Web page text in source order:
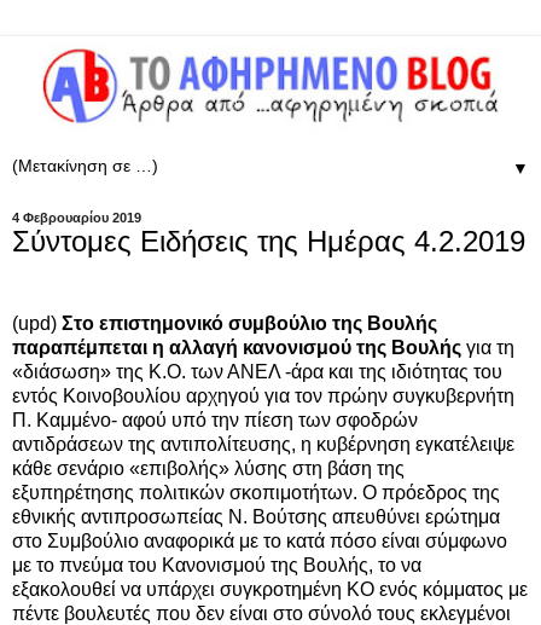
▼
4 Φεβρουαρίου 2019
Σύντομες Ειδήσεις της Ημέρας 4.2.2019
(upd) Στο επιστημονικό συμβούλιο της Βουλής
παραπέμπεται η αλλαγή κανονισμού της Βουλής για τη
«διάσωση» της Κ.Ο. των ΑΝΕΛ -άρα και της ιδιότητας του
εντός Κοινοβουλίου αρχηγού για τον πρώην συγκυβερνήτη
Π. Καμμένο- αφού υπό την πίεση των σφοδρών
αντιδράσεων της αντιπολίτευσης, η κυβέρνηση εγκατέλειψε
κάθε σενάριο «επιβολής» λύσης στη βάση της
εξυπηρέτησης πολιτικών σκοπιμοτήτων. O πρόεδρος της
εθνικής αντιπροσωπείας Ν. Βούτσης απευθύνει ερώτημα
στο Συμβούλιο αναφορικά με το κατά πόσο είναι σύμφωνο
με το πνεύμα του Κανονισμού της Βουλής, το να
εξακολουθεί να υπάρχει συγκροτημένη ΚΟ ενός κόμματος με
πέντε βουλευτές που δεν είναι στο σύνολό τους εκλεγμένοι